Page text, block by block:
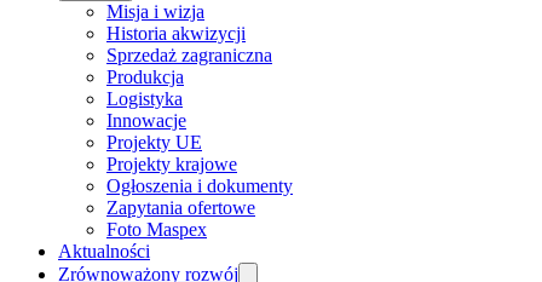
Misja i wizja
Historia akwizycji
Sprzedaż zagraniczna
Produkcja
Logistyka
Innowacje
Projekty UE
Projekty krajowe
Ogłoszenia i dokumenty
Zapytania ofertowe
Foto Maspex
Aktualności
Zrównoważony rozwój